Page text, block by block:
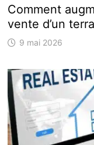
Comment
vente d’un
9 mai 2026